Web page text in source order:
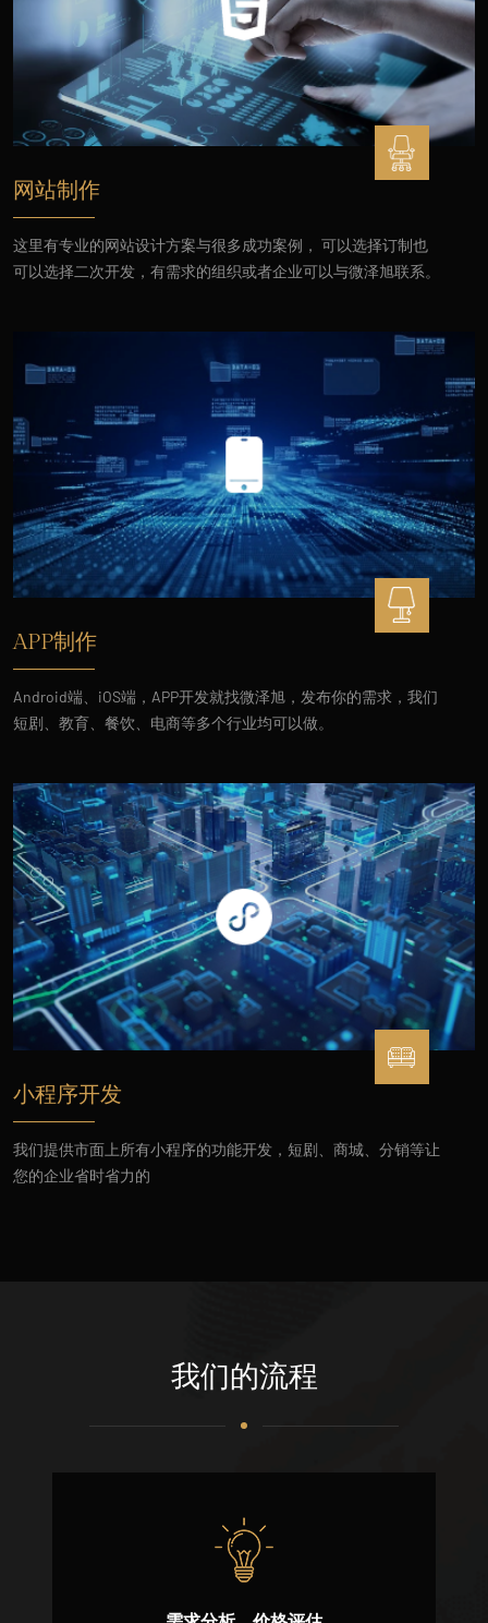
网站制作
这里有专业的网站设计方案与很多成功案例， 可以选择订制也
可以选择二次开发，有需求的组织或者企业可以与微泽旭联系。
APP制作
Android端、iOS端，APP开发就找微泽旭，发布你的需求，我们
短剧、教育、餐饮、电商等多个行业均可以做。
小程序开发
我们提供市面上所有小程序的功能开发，短剧、商城、分销等让
您的企业省时省力的
我们的流程